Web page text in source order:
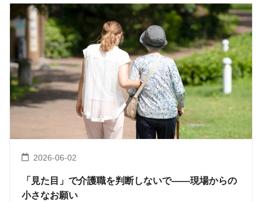
2026-06-02
「見た目」で介護職を判断しないで――現場からの
小さなお願い